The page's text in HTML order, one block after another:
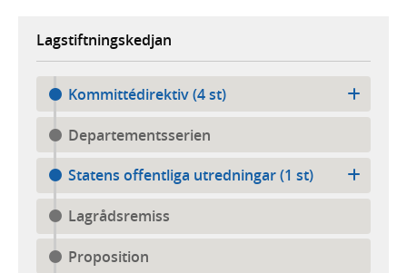
Lagstiftningskedjan
Kommittédirektiv (4 st)
Departementsserien
Statens offentliga utredningar (1 st)
Lagrådsremiss
Proposition